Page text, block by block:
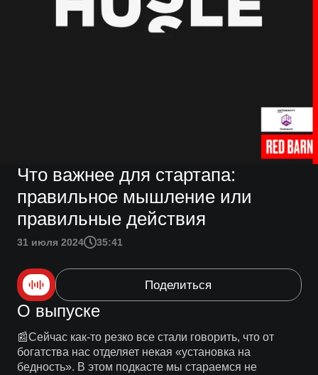
Что важнее для стартапа:
правильное мышление или
правильные действия
31 июля 2024 35:41
Поделиться
О выпуске
📰Сейчас как-то резко все стали говорить, что от
богатства нас отделяет некая «установка на
бедность». В этом подкасте мы стараемся не